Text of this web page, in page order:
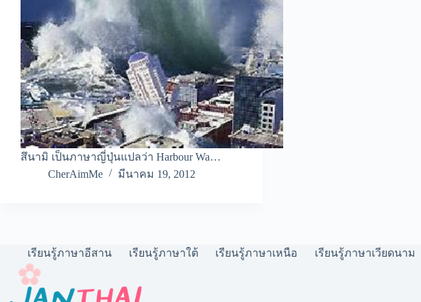
สึนามิ เป็นภาษาญี่ปุ่นแปลว่า Harbour Wa…
CherAimMe
มีนาคม 19, 2012
เรียนรู้ภาษาอีสาน เรียนรู้ภาษาใต้ เรียนรู้ภาษาเหนือ เรียนรู้ภาษาเวียดนาม